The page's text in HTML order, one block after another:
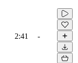
2:41 -